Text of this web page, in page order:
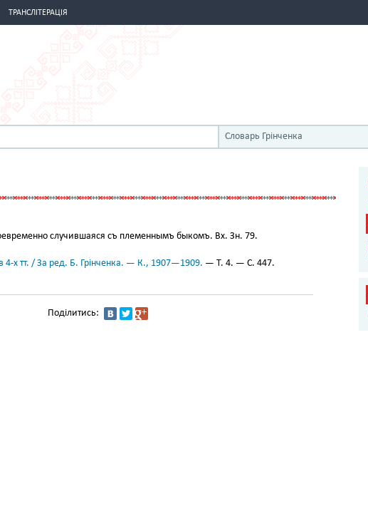
ТРАНСЛІТЕРАЦІЯ
Словарь Грінченка
случившаяся съ племеннымъ быкомъ. Вх. Зн. 79.
4-х тт. / За ред. Б. Грінченка. — К., 1907—1909. — Т. 4. — С. 447.
Поділитись: